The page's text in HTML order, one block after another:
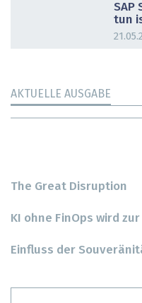
SAP
tun
AKTUELLE AUSGABE
The Great Disruption
KI ohne FinOps wird
Einfluss der